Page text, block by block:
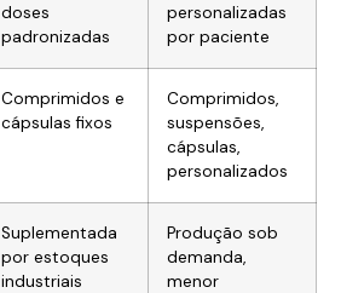
doses
padronizadas
personalizadas
por paciente
Comprimidos e
cápsulas fixos
Comprimidos,
suspensões,
cápsulas,
personalizados
Suplementada
por estoques
industriais
Produção sob
demanda,
menor